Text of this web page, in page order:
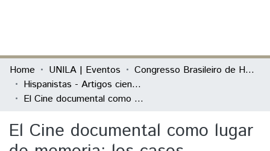
Communities & Collections
All of DSpace
Home UNILA | Eventos
Congresso Brasileiro de Hispanistas
Hispanistas - Artigos científicos
El Cine documental como lugar de memoria: los casos argentino y brasileño en los años 2000
El Cine documental como lugar